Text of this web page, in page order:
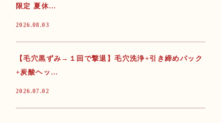
限定 夏休…
2026.08.03
【毛穴黒ずみ→１回で撃退】毛穴洗浄+引き締めパック
+炭酸ヘッ…
2026.07.02